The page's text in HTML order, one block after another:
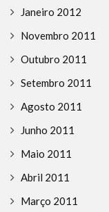
Janeiro 2012
Novembro 2011
Outubro 2011
Setembro 2011
Agosto 2011
Junho 2011
Maio 2011
Abril 2011
Março 2011